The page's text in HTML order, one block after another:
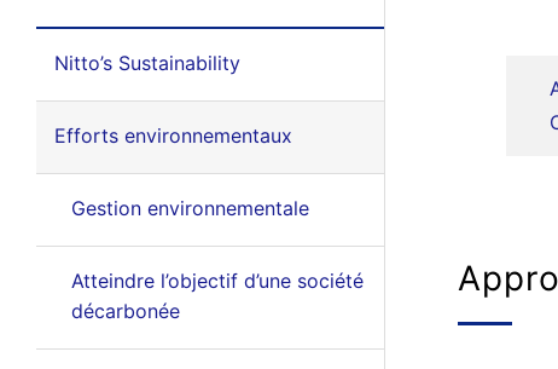
Nitto’s Sustainability
Efforts environnementaux
Gestion environnementale
Atteindre l’objectif d’une société
décarbonée